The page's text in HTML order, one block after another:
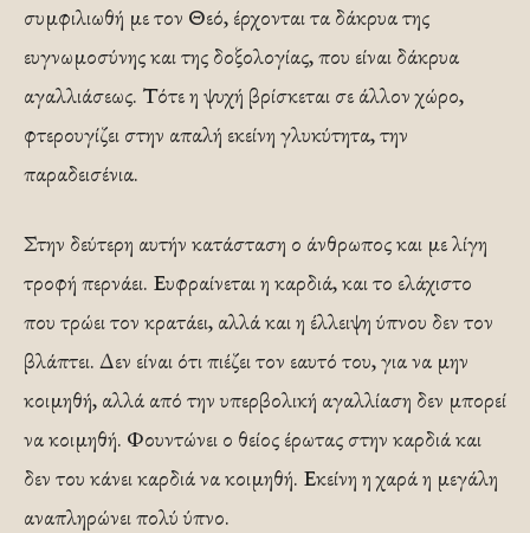
συμφιλιωθή με τον Θεό, έρχονται τα δάκρυα της
ευγνωμοσύνης και της δοξολογίας, που είναι δάκρυα
αγαλλιάσεως. Τότε η ψυχή βρίσκεται σε άλλον χώρο,
φτερουγίζει στην απαλή εκείνη γλυκύτητα, την
παραδεισένια.
Στην δεύτερη αυτήν κατάσταση ο άνθρωπος και με λίγη
τροφή περνάει. Ευφραίνεται η καρδιά, και το ελάχιστο
που τρώει τον κρατάει, αλλά και η έλλειψη ύπνου δεν τον
βλάπτει. Δεν είναι ότι πιέζει τον εαυτό του, για να μην
κοιμηθή, αλλά από την υπερβολική αγαλλίαση δεν μπορεί
να κοιμηθή. Φουντώνει ο θείος έρωτας στην καρδιά και
δεν του κάνει καρδιά να κοιμηθή. Εκείνη η χαρά η μεγάλη
αναπληρώνει πολύ ύπνο.